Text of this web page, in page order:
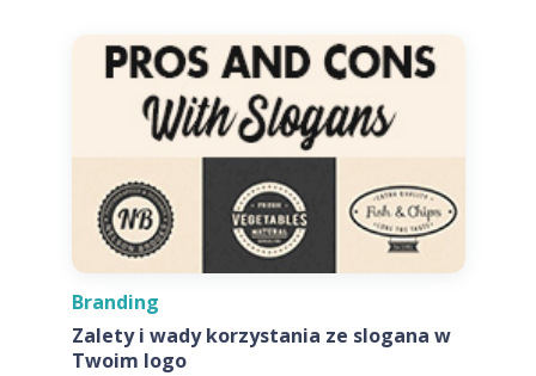
Branding
Zalety i wady korzystania ze slogana w
Twoim logo